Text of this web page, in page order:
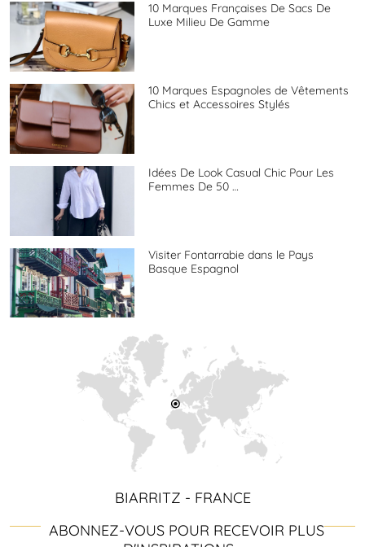
10 Marques Françaises De Sacs De
Luxe Milieu De Gamme
10 Marques Espagnoles de Vêtements
Chics et Accessoires Stylés
Idées De Look Casual Chic Pour Les
Femmes De 50 …
Visiter Fontarrabie dans le Pays
Basque Espagnol
BIARRITZ - FRANCE
ABONNEZ-VOUS POUR RECEVOIR PLUS